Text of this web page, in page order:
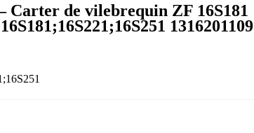
de vilebrequin ZF 16S181
1316201109